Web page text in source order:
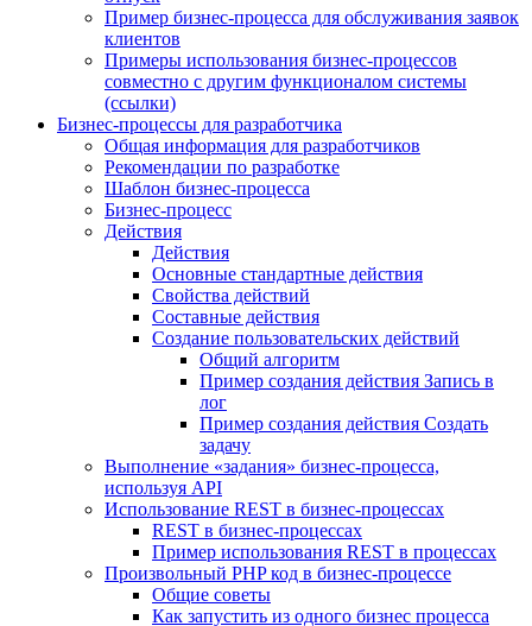
Пример бизнес-процесса для обслуживания заявок
клиентов
Примеры использования бизнес-процессов
совместно с другим функционалом системы
(ссылки)
Бизнес-процессы для разработчика
Общая информация для разработчиков
Рекомендации по разработке
Шаблон бизнес-процесса
Бизнес-процесс
Действия
Действия
Основные стандартные действия
Свойства действий
Составные действия
Создание пользовательских действий
Общий алгоритм
Пример создания действия Запись в
лог
Пример создания действия Создать
задачу
Выполнение «задания» бизнес-процесса,
используя API
Использование REST в бизнес-процессах
REST в бизнес-процессах
Пример использования REST в процессах
Произвольный PHP код в бизнес-процессе
Общие советы
Как запустить из одного бизнес процесса